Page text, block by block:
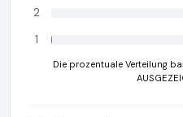
2
1
Die prozentuale Verteilung